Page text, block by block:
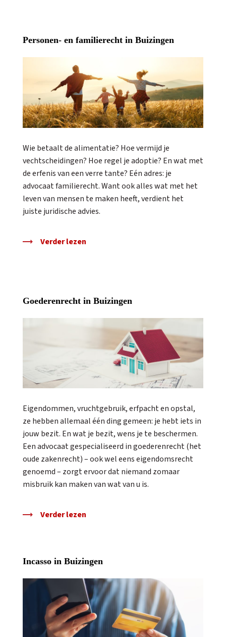
Personen- en familierecht in Buizingen
Wie betaalt de alimentatie? Hoe vermijd je
vechtscheidingen? Hoe regel je adoptie? En wat met
de erfenis van een verre tante? Eén adres: je
advocaat familierecht. Want ook alles wat met het
leven van mensen te maken heeft, verdient het
juiste juridische advies.
Verder lezen
Goederenrecht in Buizingen
Eigendommen, vruchtgebruik, erfpacht en opstal,
ze hebben allemaal één ding gemeen: je hebt iets in
jouw bezit. En wat je bezit, wens je te beschermen.
Een advocaat gespecialiseerd in goederenrecht (het
oude zakenrecht) – ook wel eens eigendomsrecht
genoemd – zorgt ervoor dat niemand zomaar
misbruik kan maken van wat van u is.
Verder lezen
Incasso in Buizingen